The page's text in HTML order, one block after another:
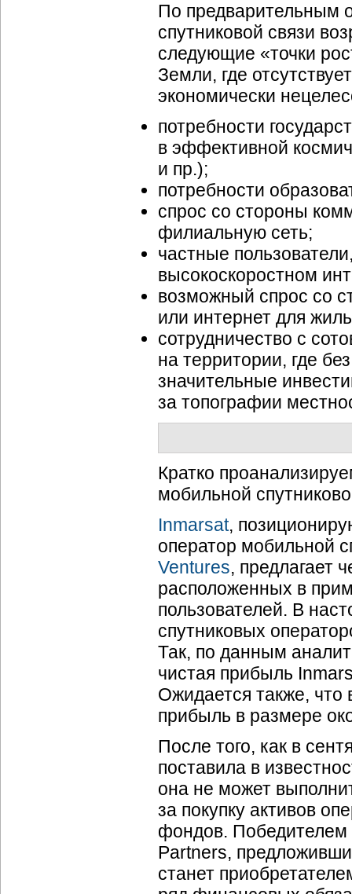
По предварительным
спутниковой связи
следующие «точки
Земли, где
экономически
потребности
в эффективной
и пр.);
потребности
спрос со стороны
филиальную сеть;
частные
высокоскоростном
возможный спрос со
или интернет для
сотрудничество с
на территории, где
значительные
за топографии
Кратко
мобильной
Inmarsat,
оператор мобильной
Ventures, предлагает
расположенных в
пользователей. В
спутниковых
Так, по данным
чистая прибыль
Ожидается также, что
прибыль в размере
После того, как в
поставила в
она не может
за покупку активов
фондов. Победителем
Partners,
станет